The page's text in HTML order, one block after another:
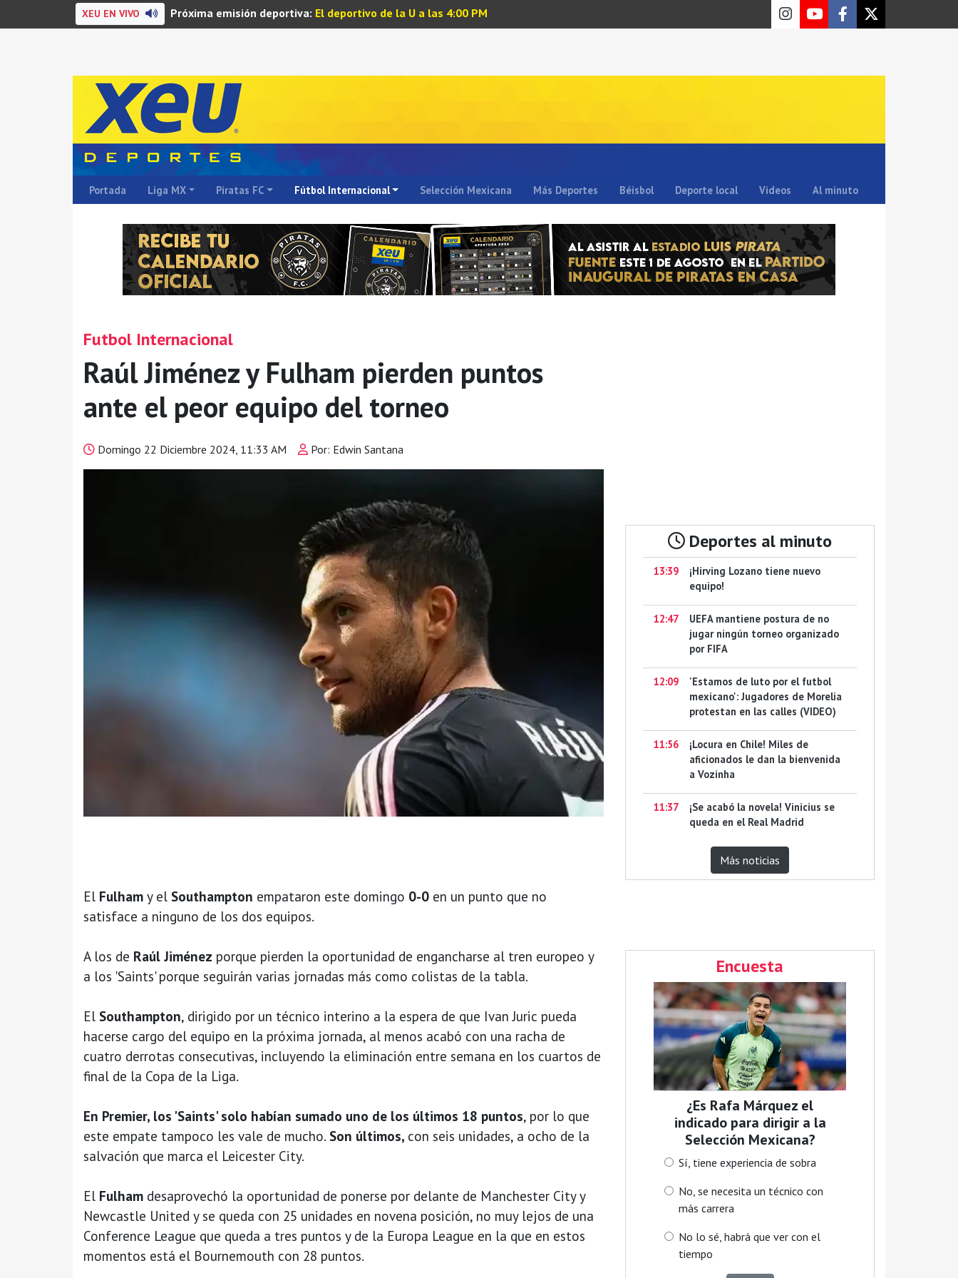
XEU EN VIVO Próxima emisión deportiva: El deportivo de la U a las 4:00 PM
Portada Liga MX Piratas FC Fútbol Internacional Selección Mexicana Más Deportes Béisbol Deporte local Videos Al minuto
Futbol Internacional
Raúl Jiménez y Fulham pierden puntos
ante el peor equipo del torneo
Domingo 22 Diciembre 2024, 11:33 AM Por: Edwin Santana
El Fulham y el Southampton empataron este domingo 0-0 en un punto que no
satisface a ninguno de los dos equipos.
A los de Raúl Jiménez porque pierden la oportunidad de engancharse al tren europeo y
a los 'Saints' porque seguirán varias jornadas más como colistas de la tabla.
El Southampton, dirigido por un técnico interino a la espera de que Ivan Juric pueda
hacerse cargo del equipo en la próxima jornada, al menos acabó con una racha de
cuatro derrotas consecutivas, incluyendo la eliminación entre semana en los cuartos de
final de la Copa de la Liga.
En Premier, los 'Saints' solo habían sumado uno de los últimos 18 puntos, por lo que
este empate tampoco les vale de mucho. Son últimos, con seis unidades, a ocho de la
salvación que marca el Leicester City.
El Fulham desaprovechó la oportunidad de ponerse por delante de Manchester City y
Newcastle United y se queda con 25 unidades en novena posición, no muy lejos de una
Conference League que queda a tres puntos y de la Europa League en la que en estos
momentos está el Bournemouth con 28 puntos.
Deportes al minuto
13:39
¡Hirving Lozano tiene nuevo
equipo!
12:47
UEFA mantiene postura de no
jugar ningún torneo organizado
por FIFA
12:09
'Estamos de luto por el futbol
mexicano': Jugadores de Morelia
protestan en las calles (VIDEO)
11:56
¡Locura en Chile! Miles de
aficionados le dan la bienvenida
a Vozinha
11:37
¡Se acabó la novela! Vinicius se
queda en el Real Madrid
Más noticias
Encuesta
¿Es Rafa Márquez el
indicado para dirigir a la
Selección Mexicana?
Sí, tiene experiencia de sobra
No, se necesita un técnico con
más carrera
No lo sé, habrá que ver con el
tiempo